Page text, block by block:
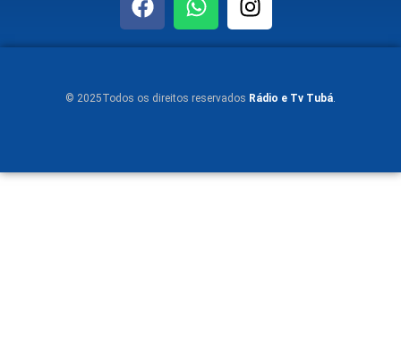
© 2025Todos os direitos reservados Rádio e Tv Tubá.